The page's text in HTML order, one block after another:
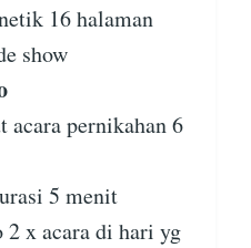
16 halaman
show
pernikahan 6
5 menit
x acara di hari yg